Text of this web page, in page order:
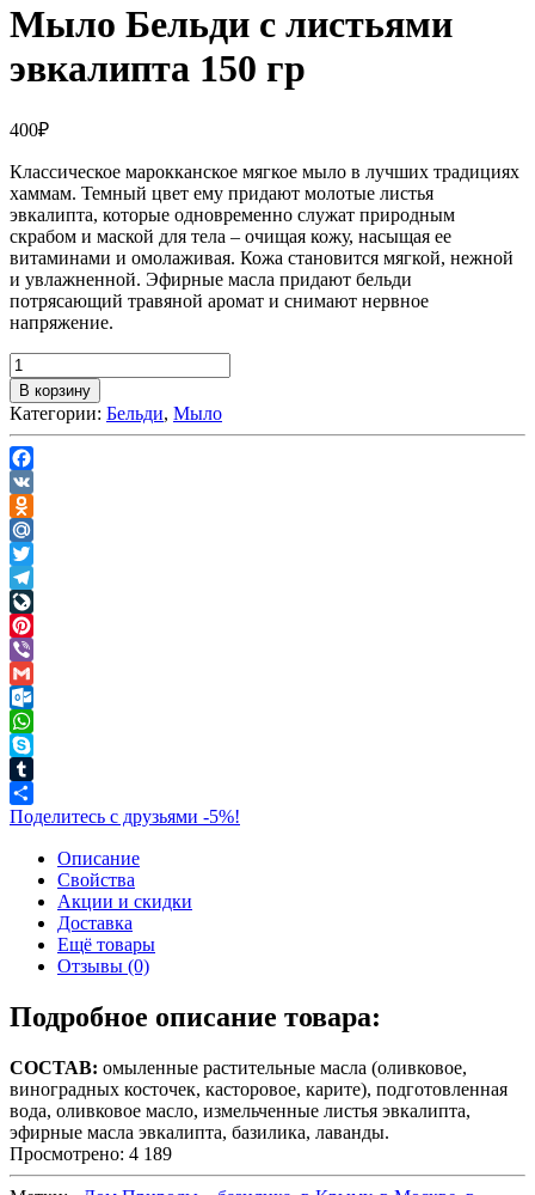
Мыло Бельди с листьями
эвкалипта 150 гр
400₽
Классическое марокканское мягкое мыло в лучших традициях
хаммам. Темный цвет ему придают молотые листья
эвкалипта, которые одновременно служат природным
скрабом и маской для тела – очищая кожу, насыщая ее
витаминами и омолаживая. Кожа становится мягкой, нежной
и увлажненной. Эфирные масла придают бельди
потрясающий травяной аромат и снимают нервное
напряжение.
В корзину
Категории: Бельди, Мыло
Facebook
VK
Odnoklassniki
Mail.Ru
Twitter
Telegram
LiveJournal
Pinterest
Viber
Gmail
Outlook.com
WhatsApp
Skype
Tumblr
Поделитесь с друзьями -5%!
Описание
Свойства
Акции и скидки
Доставка
Ещё товары
Отзывы (0)
Подробное описание товара:
СОСТАВ: омыленные растительные масла (оливковое,
виноградных косточек, касторовое, карите), подготовленная
вода, оливковое масло, измельченные листья эвкалипта,
эфирные масла эвкалипта, базилика, лаванды.
Просмотрено: 4 189